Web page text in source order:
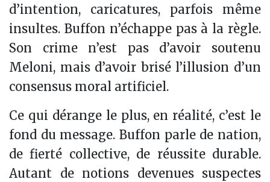
d’intention, caricatures, parfois même
insultes. Buffon n’échappe pas à la règle.
Son crime n’est pas d’avoir soutenu
Meloni, mais d’avoir brisé l’illusion d’un
consensus moral artificiel.
Ce qui dérange le plus, en réalité, c’est le
fond du message. Buffon parle de nation,
de fierté collective, de réussite durable.
Autant de notions devenues suspectes